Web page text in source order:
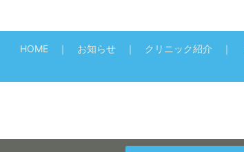
HOME お知らせ クリニック紹介